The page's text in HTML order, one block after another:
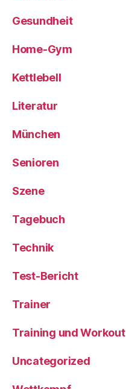
Gesundheit
Home-Gym
Kettlebell
Literatur
München
Senioren
Szene
Tagebuch
Technik
Test-Bericht
Trainer
Training und Workout
Uncategorized